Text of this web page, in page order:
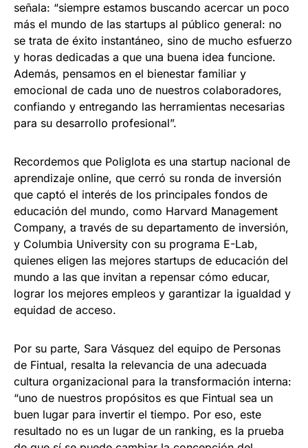
señala: “siempre estamos buscando acercar un poco
más el mundo de las startups al público general: no
se trata de éxito instantáneo, sino de mucho esfuerzo
y horas dedicadas a que una buena idea funcione.
Además, pensamos en el bienestar familiar y
emocional de cada uno de nuestros colaboradores,
confiando y entregando las herramientas necesarias
para su desarrollo profesional”.
Recordemos que Poliglota es una startup nacional de
aprendizaje online, que cerró su ronda de inversión
que captó el interés de los principales fondos de
educación del mundo, como Harvard Management
Company, a través de su departamento de inversión,
y Columbia University con su programa E-Lab,
quienes eligen las mejores startups de educación del
mundo a las que invitan a repensar cómo educar,
lograr los mejores empleos y garantizar la igualdad y
equidad de acceso.
Por su parte, Sara Vásquez del equipo de Personas
de Fintual, resalta la relevancia de una adecuada
cultura organizacional para la transformación interna:
“uno de nuestros propósitos es que Fintual sea un
buen lugar para invertir el tiempo. Por eso, este
resultado no es un lugar de un ranking, es la prueba